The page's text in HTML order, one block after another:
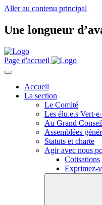
Aller au contenu principal
Une longueur
Page d'accueil
Accueil
La section
Le Comité
Les élu.e.s
Au Grand
Assemblées
Statuts et charte
Agir avec nous
Cotisations
Exprimez-